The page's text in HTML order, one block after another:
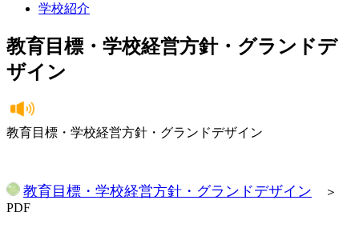
学校紹介
教育目標・学校経営方針・グランドデ
ザイン
教育目標・学校経営方針・グランドデザイン
教育目標・学校経営方針・グランドデザイン ＞
PDF